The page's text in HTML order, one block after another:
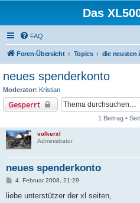
Das
FAQ
Foren-Übersicht Topics die neusten
neues spenderkonto
Moderator: Kristian
Gesperrt
1 Beitrag •
volkerxl
Administrator
neues spenderkonto
B
i
4. Februar 2008, 21:29
liebe unterstützer der xl seiten,